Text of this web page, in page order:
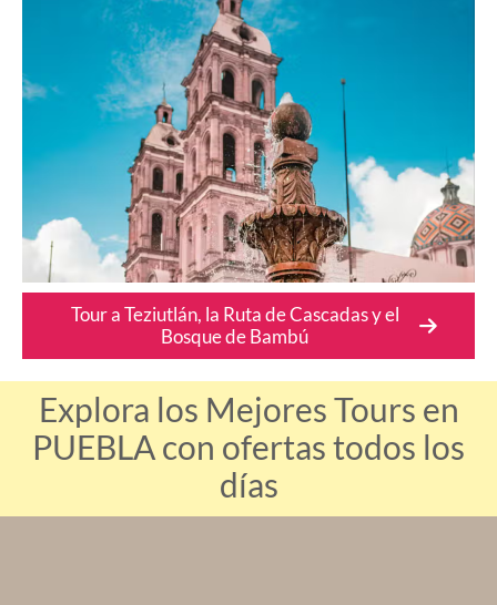
Tour a Teziutlán, la Ruta de Cascadas y el
Bosque de Bambú
Explora los Mejores Tours en
PUEBLA con ofertas todos los
días